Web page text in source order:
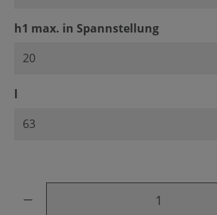
h1 max. in Spannstellungauswählen
l